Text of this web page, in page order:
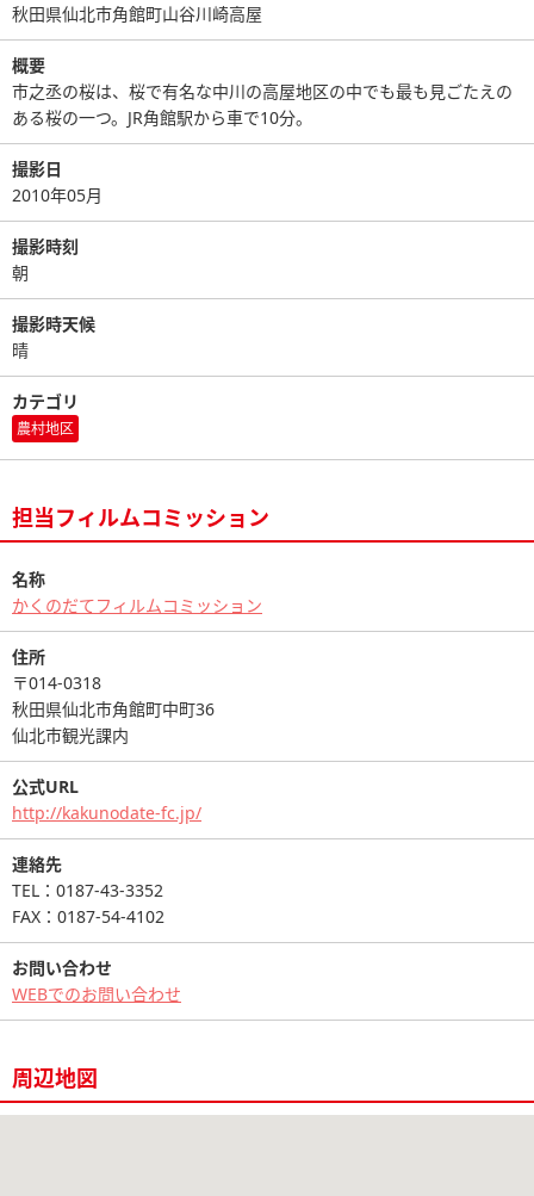
秋田県仙北市角館町山谷川崎高屋
概要
市之丞の桜は、桜で有名な中川の高屋地区の中でも最も見ごたえの
ある桜の一つ。JR角館駅から車で10分。
撮影日
2010年05月
撮影時刻
朝
撮影時天候
晴
カテゴリ
農村地区
担当フィルムコミッション
名称
かくのだてフィルムコミッション
住所
〒014-0318
秋田県仙北市角館町中町36
仙北市観光課内
公式URL
http://kakunodate-fc.jp/
連絡先
TEL：0187-43-3352
FAX：0187-54-4102
お問い合わせ
WEBでのお問い合わせ
周辺地図